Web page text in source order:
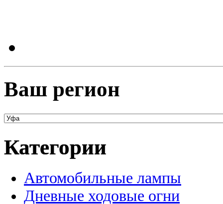
Ваш регион
Категории
Автомобильные лампы
Дневные ходовые огни